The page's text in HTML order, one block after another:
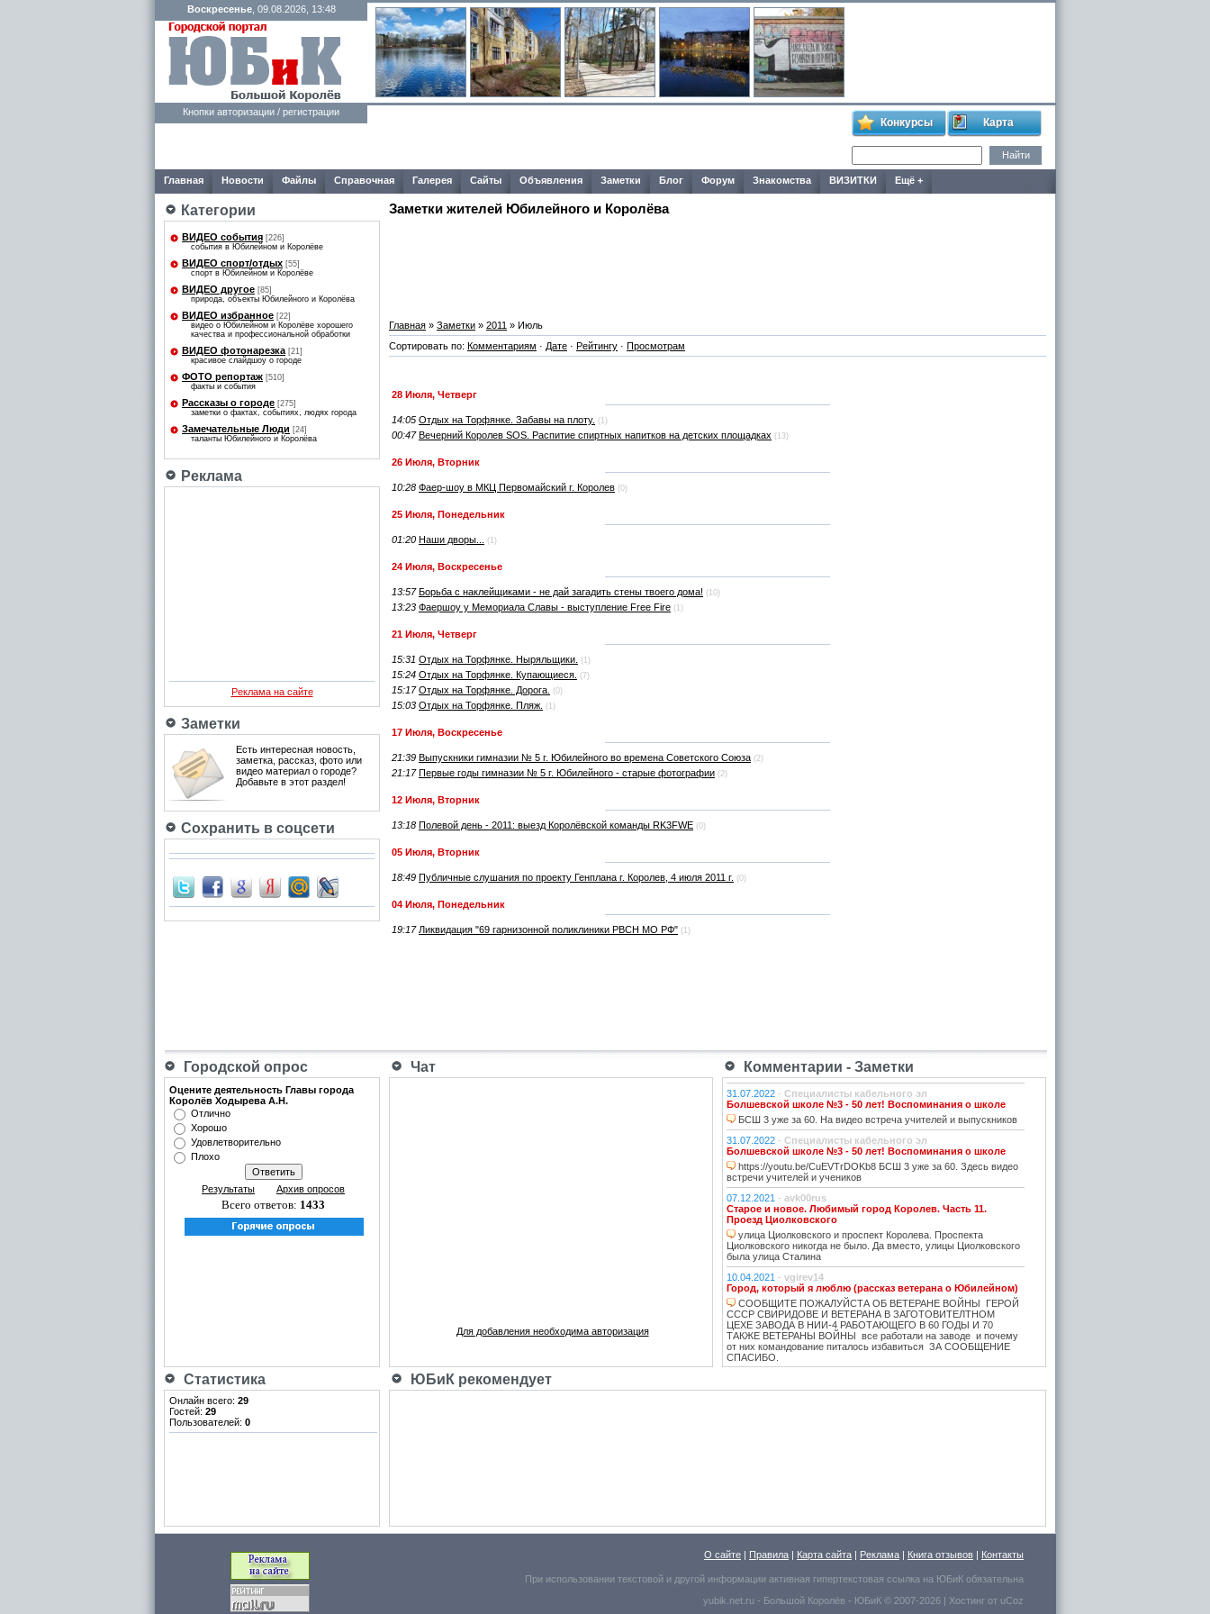
Воскресенье, 09.08.2026, 13:48
Кнопки авторизации / регистрации
Конкурсы Карта
Главная Новости Файлы Справочная Галерея Сайты Объявления Заметки Блог Форум Знакомства ВИЗИТКИ Ещё +
Категории
ВИДЕО события [226]
события в Юбилейном и Королёве
ВИДЕО спорт/отдых [55]
спорт в Юбилейном и Королёве
ВИДЕО другое [85]
природа, объекты Юбилейного и Королёва
ВИДЕО избранное [22]
видео о Юбилейном и Королёве хорошего
качества и профессиональной обработки
ВИДЕО фотонарезка [21]
красивое слайдшоу о городе
ФОТО репортаж [510]
факты и события
Рассказы о городе [275]
заметки о фактах, событиях, людях города
Замечательные Люди [24]
таланты Юбилейного и Королёва
Реклама
Реклама на сайте
Заметки
Есть интересная новость,
заметка, рассказ, фото или
видео материал о городе?
Добавьте в этот раздел!
Сохранить в соцсети
Заметки жителей Юбилейного и Королёва
Главная » Заметки » 2011 » Июль
Сортировать по: Комментариям · Дате · Рейтингу · Просмотрам
28 Июля, Четверг
14:05 Отдых на Торфянке. Забавы на плоту. (1)
00:47 Вечерний Королев SOS. Распитие спиртных напитков на детских площадках (13)
26 Июля, Вторник
10:28 Фаер-шоу в МКЦ Первомайский г. Королев (0)
25 Июля, Понедельник
01:20 Наши дворы... (1)
24 Июля, Воскресенье
13:57 Борьба с наклейщиками - не дай загадить стены твоего дома! (10)
13:23 Фаершоу у Мемориала Славы - выступление Free Fire (1)
21 Июля, Четверг
15:31 Отдых на Торфянке. Ныряльщики. (1)
15:24 Отдых на Торфянке. Купающиеся. (7)
15:17 Отдых на Торфянке. Дорога. (0)
15:03 Отдых на Торфянке. Пляж. (1)
17 Июля, Воскресенье
21:39 Выпускники гимназии № 5 г. Юбилейного во времена Советского Союза (2)
21:17 Первые годы гимназии № 5 г. Юбилейного - старые фотографии (2)
12 Июля, Вторник
13:18 Полевой день - 2011: выезд Королёвской команды RK3FWE (0)
05 Июля, Вторник
18:49 Публичные слушания по проекту Генплана г. Королев, 4 июля 2011 г. (0)
04 Июля, Понедельник
19:17 Ликвидация "69 гарнизонной поликлиники РВСН МО РФ" (1)
Городской опрос Чат Комментарии - Заметки
Оцените деятельность Главы города
Королёв Ходырева А.Н.
Отлично
Хорошо
Удовлетворительно
Плохо
Результаты Архив опросов
Всего ответов: 1433
Для добавления необходима авторизация
31.07.2022 - Специалисты кабельного эл
Болшевской школе №3 - 50 лет! Воспоминания о школе
БСШ 3 уже за 60. На видео встреча учителей и выпускников
31.07.2022 - Специалисты кабельного эл
Болшевской школе №3 - 50 лет! Воспоминания о школе
https://youtu.be/CuEVTrDOKb8 БСШ 3 уже за 60. Здесь видео
встречи учителей и учеников
07.12.2021 - avk00rus
Старое и новое. Любимый город Королев. Часть 11.
Проезд Циолковского
улица Циолковского и проспект Королева. Проспекта
Циолковского никогда не было. Да вместо, улицы Циолковского
была улица Сталина
10.04.2021 - vgirev14
Город, который я люблю (рассказ ветерана о Юбилейном)
СООБЩИТЕ ПОЖАЛУЙСТА ОБ ВЕТЕРАНЕ ВОЙНЫ ГЕРОЙ
СССР СВИРИДОВЕ И ВЕТЕРАНА В ЗАГОТОВИТЕЛТНОМ
ЦЕХЕ ЗАВОДА В НИИ-4 РАБОТАЮЩЕГО В 60 ГОДЫ И 70
ТАКЖЕ ВЕТЕРАНЫ ВОЙНЫ все работали на заводе и почему
от них командование питалось избавиться ЗА СООБЩЕНИЕ
СПАСИБО.
Как появился Юбилейный - рассказ ветерана
НЕСКОЛЬКО тонн и все остальное ТЕХНИКУ машины трактора
БУТЫЛОВ ВИНА. потом произошло еще много убийств после
угрожали прикончить,,,,,, МВД БЫЛА на стороне бандитов .
все ......
Статистика ЮБиК рекомендует
Онлайн всего: 29
Гостей: 29
Пользователей: 0
О сайте | Правила | Карта сайта | Реклама | Книга отзывов | Контакты
При использовании текстовой и другой информации активная гипертекстовая ссылка на ЮБиК обязательна
yubik.net.ru - Большой Королёв - ЮБиК © 2007-2026 | Хостинг от uCoz